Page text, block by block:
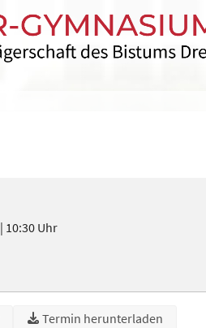
10:30 Uhr
Termin herunterladen